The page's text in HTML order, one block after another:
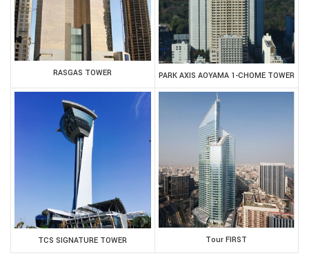
RASGAS TOWER PARK AXIS AOYAMA 1-CHOME TOWER
TCS SIGNATURE TOWER Tour FIRST